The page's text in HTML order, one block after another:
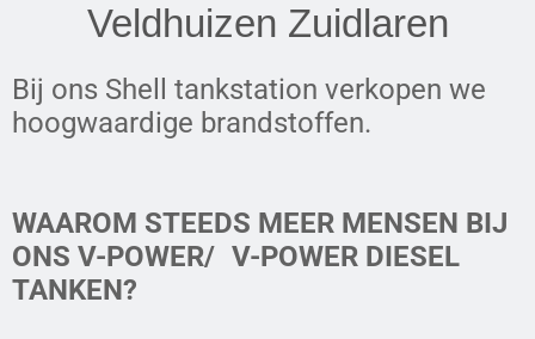
Veldhuizen Zuidlaren
Bij ons Shell tankstation verkopen we
hoogwaardige brandstoffen.
WAAROM STEEDS MEER MENSEN BIJ
ONS V-POWER/ V-POWER DIESEL
TANKEN?